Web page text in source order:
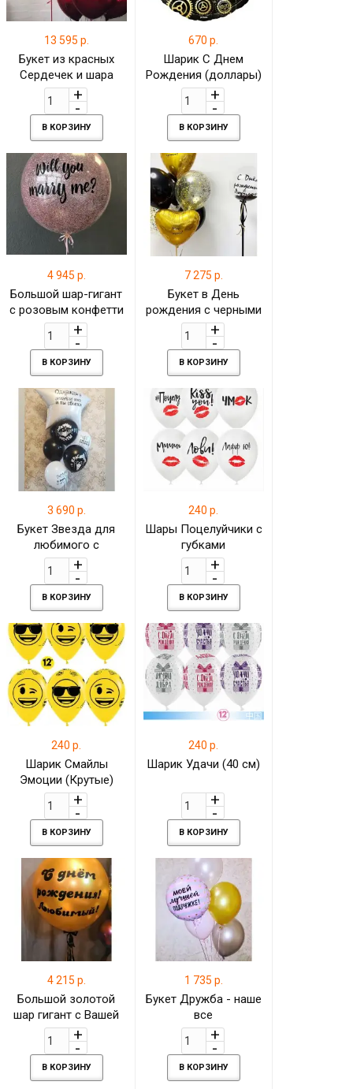
13 595 р.
Букет из красных
Сердечек и шара
Баблс (Bubbles) с
Вашей персональной
надписью
В КОРЗИНУ
670 р.
Шарик С Днем
Рождения (доллары)
Черный 46 см
В КОРЗИНУ
4 945 р.
Большой шар-гигант
с розовым конфетти
и Вашей надписью
В КОРЗИНУ
7 275 р.
Букет в День
рождения с черными
перьями и золотыми
сердцами
В КОРЗИНУ
3 690 р.
Букет Звезда для
любимого с
гелиевыми шариками
В КОРЗИНУ
240 р.
Шары Поцелуйчики с
губками
В КОРЗИНУ
240 р.
Шарик Смайлы
Эмоции (Крутые)
желтый пастель 30
см
В КОРЗИНУ
240 р.
Шарик Удачи (40 см)
В КОРЗИНУ
4 215 р.
Большой золотой
шар гигант с Вашей
личной надписью
В КОРЗИНУ
1 735 р.
Букет Дружба - наше
все
В КОРЗИНУ